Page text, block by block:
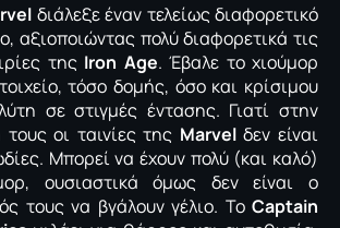
διάλεξε έναν τελείως διαφορετικό
αξιοποιώντας πολύ διαφορετικά τις
της Iron Age. Έβαλε το χιούμορ
τόσο δομής, όσο και κρίσιμου
σε στιγμές έντασης. Γιατί στην
οι ταινίες της Marvelδεν είναι
Μπορεί να έχουν πολύ (και καλό)
ουσιαστικά όμως δεν είναι ο
τους να βγάλουν γέλιο. Το Captain